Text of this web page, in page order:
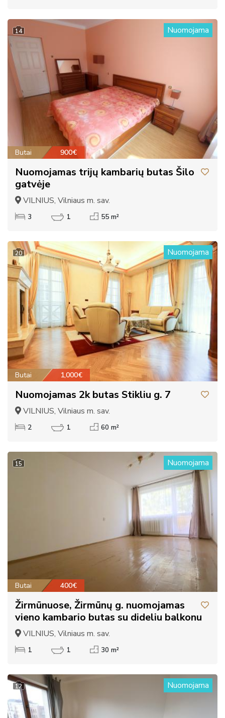
14 Nuomojama
Butai 900€
Nuomojamas trijų kambarių butas Šilo
gatvėje
VILNIUS, Vilniaus m. sav.
3 1 55 m²
20 Nuomojama
Butai 1,000€
Nuomojamas 2k butas Stikliu g. 7
VILNIUS, Vilniaus m. sav.
2 1 60 m²
15 Nuomojama
Butai 400€
Žirmūnuose, Žirmūnų g. nuomojamas
vieno kambario butas su dideliu balkonu
VILNIUS, Vilniaus m. sav.
1 1 30 m²
12 Nuomojama